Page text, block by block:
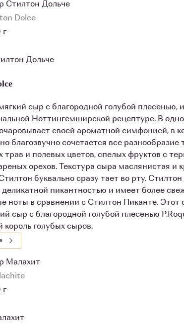
Стилтон Дольче
Dolce
г
сыр с благородной голубой плесенью,
Ноттингемширской рецептуре. В
своей ароматной симфонией, в
благозвучно сочетается все разнообразие
трав и полевых цветов, спелых фруктов с
орехов. Текстура сыра маслянистая и
буквально сразу тает во рту.
деликатной пикантностью и имеет более
ноты в сравнении с Стилтон Пиканте. Этот
сыр с благородной голубой плесенью
король голубых сыров.
Малахит
г